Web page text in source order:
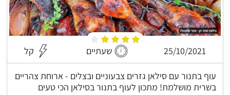
25/10/2021 שעתיים קל
עוף בתנור עם סילאן גזרים צבעוניים ובצלים - ארוחת צהריים
בשרית מושלמת! מתכון לעוף בתנור בסילאן הכי טעים